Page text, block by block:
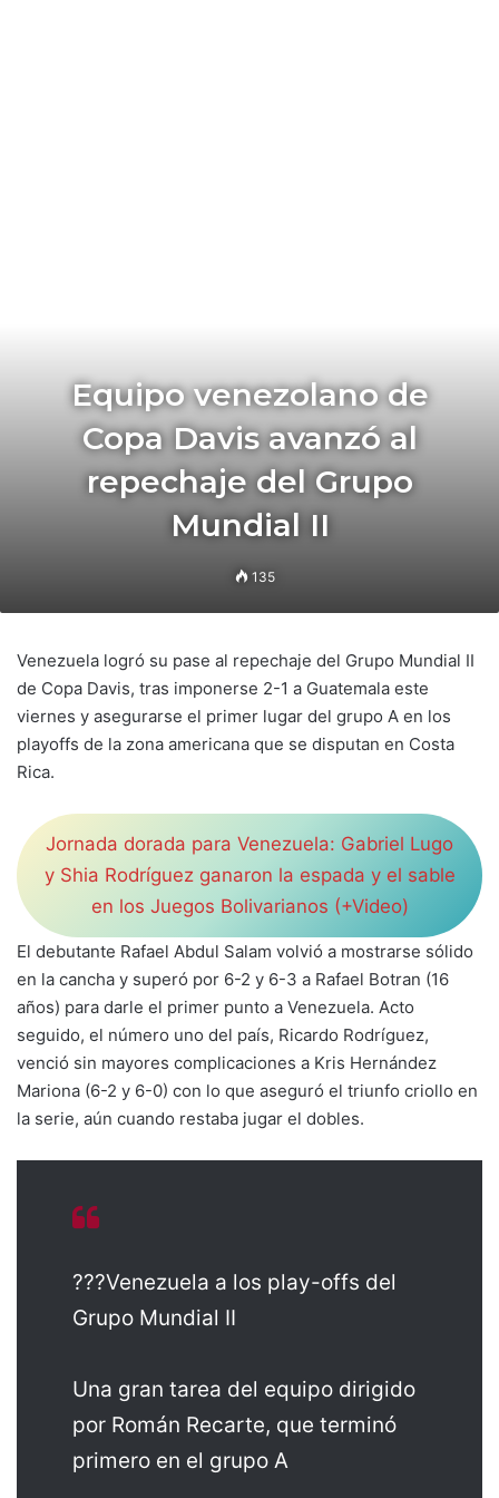
Equipo venezolano de
Copa Davis avanzó al
repechaje del Grupo
Mundial II
135
Venezuela logró su pase al repechaje del Grupo Mundial II
de Copa Davis, tras imponerse 2-1 a Guatemala este
viernes y asegurarse el primer lugar del grupo A en los
playoffs de la zona americana que se disputan en Costa
Rica.
Jornada dorada para Venezuela: Gabriel Lugo
y Shia Rodríguez ganaron la espada y el sable
en los Juegos Bolivarianos (+Video)
El debutante Rafael Abdul Salam volvió a mostrarse sólido
en la cancha y superó por 6-2 y 6-3 a Rafael Botran (16
años) para darle el primer punto a Venezuela. Acto
seguido, el número uno del país, Ricardo Rodríguez,
venció sin mayores complicaciones a Kris Hernández
Mariona (6-2 y 6-0) con lo que aseguró el triunfo criollo en
la serie, aún cuando restaba jugar el dobles.
???Venezuela a los play-offs del
Grupo Mundial II
Una gran tarea del equipo dirigido
por Román Recarte, que terminó
primero en el grupo A